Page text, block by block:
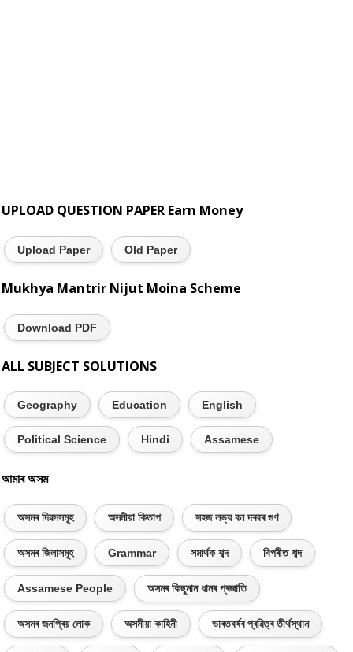
UPLOAD QUESTION PAPER Earn Money
Upload Paper Old Paper
Mukhya Mantrir Nijut Moina Scheme
Download PDF
ALL SUBJECT SOLUTIONS
Geography Education English
Political Science Hindi Assamese
আমাৰ অসম
অসমৰ দিৱসসমূহ অসমীয়া কিতাপ সহজ লভ্য বন দৰবৰ গুণ
অসমৰ জিলাসমূহ Grammar সমাৰ্থক শব্দ বিপৰীত শব্দ
Assamese People অসমৰ কিছুমান ধানৰ প্ৰজাতি
অসমৰ জনপ্ৰিয় লোক অসমীয়া কাহিনী ভাৰতবৰ্ষৰ প্ৰৱিত্ৰ তীৰ্থস্থান